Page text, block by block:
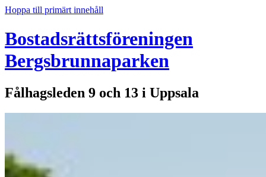
Hoppa till primärt innehåll
Bostadsrättsföreningen
Bergsbrunnaparken
Fålhagsleden 9 och 13 i Uppsala